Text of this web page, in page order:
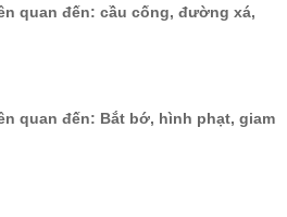
quan đến: cầu cống, đường xá,
quan đến: Bắt bớ, hình phạt, giam